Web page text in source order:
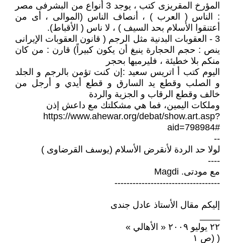
المؤرخ المقريزى كتب ، يوجد 3 أنواع من البشرفى مصر
: الناس ( العرب ) ، أنصاف الناس (الموالى ، أى من
أعتنقوا الأسلام بحد السيف ) ، لا ناس ( الأقباط).
3 - العقوبات البدنية مثل الرجم ( قانون العقوبات الإيرانى
ينص : حجم الحجارة ينبغ أن يكون كبيراً) قارن : من كان
منكم بلا خطيئة ، فليرميها بحجر
اليوم كتب أ اتريس سعيد :إن كنت تؤمن بالرجم و الجلد
و الصلب وقطع يد السارق و قطع أيدي و أرجل من
خالف وقطع الرقاب و الجزية والردة
وملكات اليمين، فما هي مشكلتك مع داعش إذن
https://www.ahewar.org/debat/show.art.asp?
aid=798984#
--
لولا حد الردة لأنقرض الأسلام (يوسف القرضاوى )
----
مع مودتى. Magdi
-----------------------------------
إليكم مقال الأستاذ عادل جندى
۲۲ يوليو ۲۰۰۹ « الأهالي »
( (ص ۱